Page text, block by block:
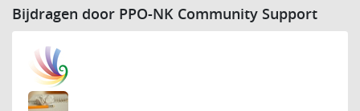
Bijdragen door PPO-NK Community Support